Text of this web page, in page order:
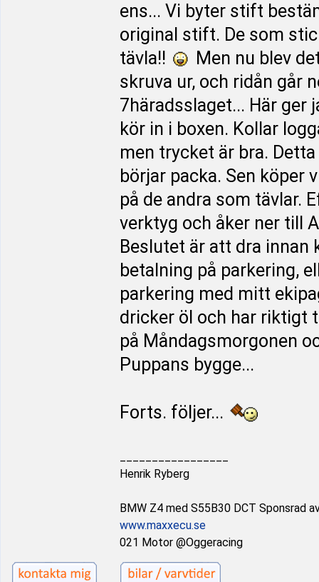
ens... Vi byter stift
original stift. De som
tävla!!
Men nu blev
skruva ur, och ridån går
7häradsslaget... Här ger
kör in i boxen. Kollar
men trycket är bra.
börjar packa. Sen köper
på de andra som tävlar.
verktyg och åker ner till
Beslutet är att dra innan
betalning på parkering,
parkering med mitt
dricker öl och har riktigt
på Måndagsmorgonen
Puppans bygge...
Forts. följer...
Henrik Ryberg
BMW Z4 med S55B30 DCT Sponsrad
www.maxxecu.se
021 Motor @Oggeracing